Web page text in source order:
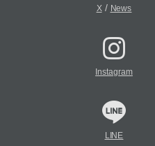
X/ News
Instagram
LINE